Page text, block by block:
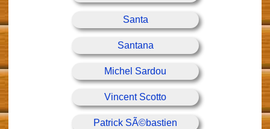
Santa
Santana
Michel Sardou
Vincent Scotto
Patrick SÃ©bastien